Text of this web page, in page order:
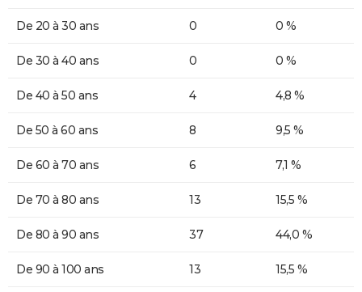
De 20 à 30 ans 0 0 %
De 30 à 40 ans 0 0 %
De 40 à 50 ans 4 4,8 %
De 50 à 60 ans 8 9,5 %
De 60 à 70 ans 6 7,1 %
De 70 à 80 ans 13 15,5 %
De 80 à 90 ans 37 44,0 %
De 90 à 100 ans 13 15,5 %